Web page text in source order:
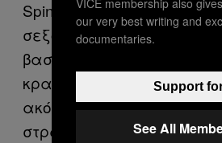
Spinell, μέσα από τον
σεξομανή τρελού. Ο Frank
βασανισμένη ψυχή που
κρατηθεί μακριά από τις
ακόμα κι αν αυτό
στραγγαλίζει και
our very best writing and
documentaries.
Support
See All